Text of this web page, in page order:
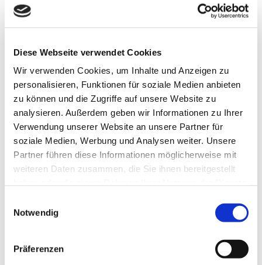
Diese Webseite verwendet Cookies
Wir verwenden Cookies, um Inhalte und Anzeigen zu
personalisieren, Funktionen für soziale Medien anbieten
zu können und die Zugriffe auf unsere Website zu
analysieren. Außerdem geben wir Informationen zu Ihrer
Verwendung unserer Website an unsere Partner für
soziale Medien, Werbung und Analysen weiter. Unsere
Partner führen diese Informationen möglicherweise mit
weiteren Daten zusammen, die Sie ihnen bereitgestellt
Notwendig
Präferenzen
83,78 €
Versandgruppe:
IN DEN WARENKORB
PRODUKTBESCHREIBUNG
Die Vollgarage für den Hyundai Trajet, 5-T MPV Bj. 2000-2008 in
der Premium Ausführung schützt Ihr Fahrzeug das ganze Jahr
über vor Schmutz, Staub, Ruß im Sommer, herabfallende Blätter
Windschutzscheibe bei Minustemperaturen vor. Der Gummigurt
sorgt für eine einfache und solide Montage, wie auch für eine
wasserabweisend, wie auch auch Hitzereflektierend. Die
Abmaßungen der Autoschutzhülle sind L= 524 cm B= 191 cm H=